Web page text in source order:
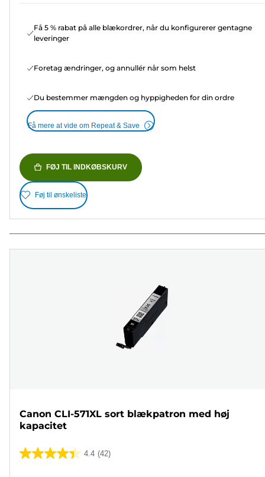
Få 5 % rabat på alle blækordrer, når du konfigurerer gentagne
leveringer
Foretag ændringer, og annullér når som helst
Du bestemmer mængden og hyppigheden for din ordre
Få mere at vide om Repeat & Save
FØJ TIL INDKØBSKURV
Føj til ønskeliste
Canon CLI-571XL sort blækpatron med høj
kapacitet
4.4 (42)
4.4